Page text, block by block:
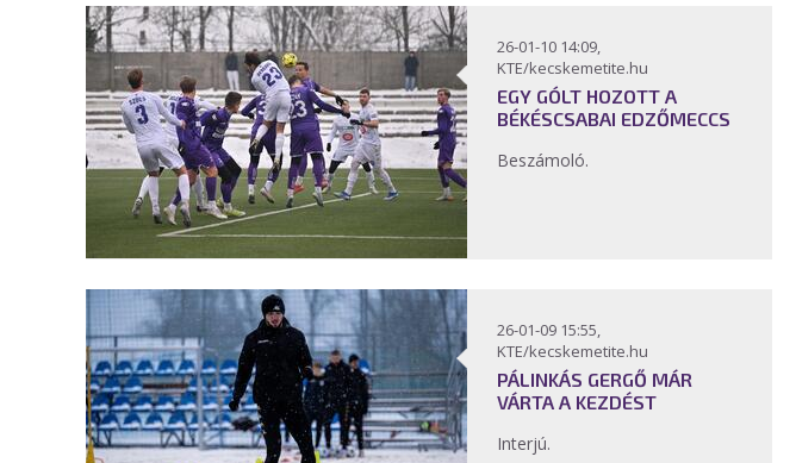
26-01-10 14:09,
KTE/kecskemetite.hu
EGY GÓLT HOZOTT A
BÉKÉSCSABAI EDZŐMECCS
Beszámoló.
26-01-09 15:55,
KTE/kecskemetite.hu
PÁLINKÁS GERGŐ MÁR
VÁRTA A KEZDÉST
Interjú.